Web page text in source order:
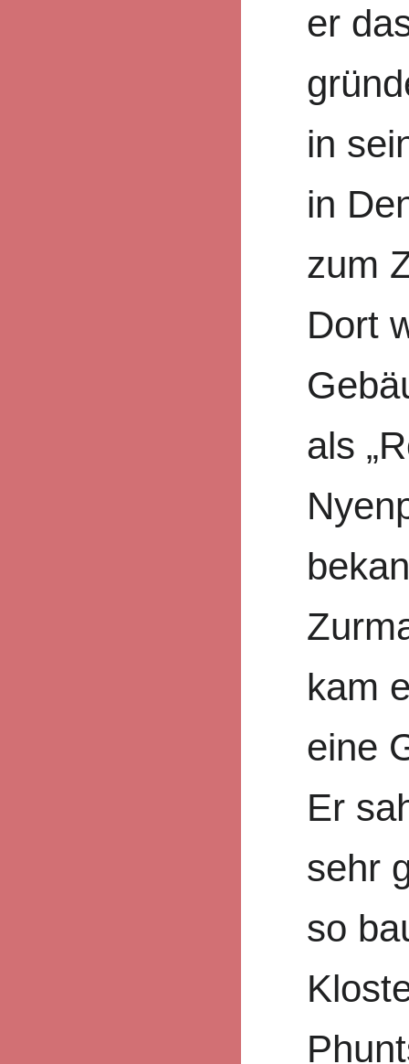
er
in
in
zum
Dort
als
kam
eine
Er
sehr
so